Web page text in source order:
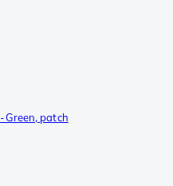
Green, patch